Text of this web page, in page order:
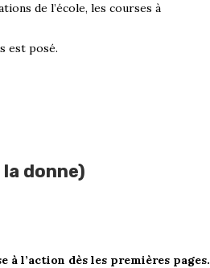
de l’école, les courses à
est posé.
donne)
à l’action dès les premières pages.